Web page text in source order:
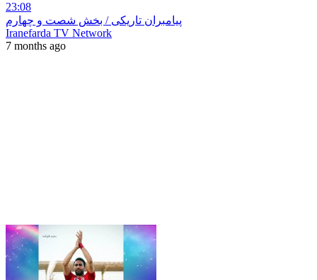
23:08
پیامبران تاریکی / بخش شصت و چهارم
Iranefarda TV Network
7 months ago